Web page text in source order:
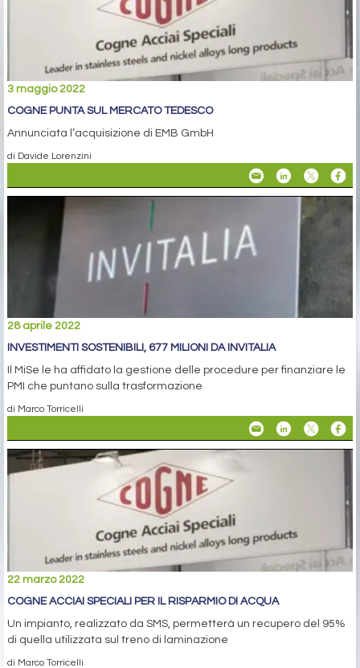
3 maggio 2022
COGNE PUNTA SUL MERCATO TEDESCO
Annunciata l’acquisizione di EMB GmbH
di Davide Lorenzini
28 aprile 2022
INVESTIMENTI SOSTENIBILI, 677 MILIONI DA INVITALIA
Il MiSe le ha affidato la gestione delle procedure per finanziare le
PMI che puntano sulla trasformazione
di Marco Torricelli
22 marzo 2022
COGNE ACCIAI SPECIALI PER IL RISPARMIO DI ACQUA
Un impianto, realizzato da SMS, permetterà un recupero del 95%
di quella utilizzata sul treno di laminazione
di Marco Torricelli